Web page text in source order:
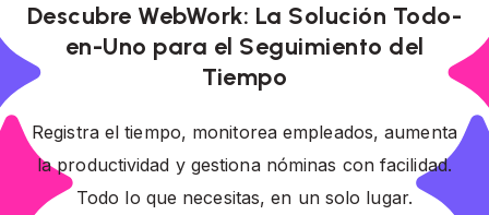
Descubre WebWork: La Solución Todo-
en-Uno para el Seguimiento del
Tiempo
Registra el tiempo, monitorea empleados, aumenta
la productividad y gestiona nóminas con facilidad.
Todo lo que necesitas, en un solo lugar.